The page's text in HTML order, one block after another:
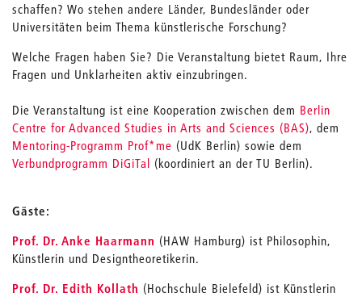
schaffen? Wo stehen andere Länder, Bundesländer oder
Universitäten beim Thema künstlerische Forschung?
Welche Fragen haben Sie? Die Veranstaltung bietet Raum, Ihre
Fragen und Unklarheiten aktiv einzubringen.
Die Veranstaltung ist eine Kooperation zwischen dem Berlin
Centre for Advanced Studies in Arts and Sciences (BAS), dem
Mentoring-Programm Prof*me (UdK Berlin) sowie dem
Verbundprogramm DiGiTal (koordiniert an der TU Berlin).
Gäste:
Prof. Dr. Anke Haarmann (HAW Hamburg) ist Philosophin,
Künstlerin und Designtheoretikerin.
Prof. Dr. Edith Kollath (Hochschule Bielefeld) ist Künstlerin